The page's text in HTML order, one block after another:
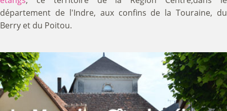
de la
Brenne.
département de l'Indre, aux confins de la Touraine, du
Berry et du Poitou.